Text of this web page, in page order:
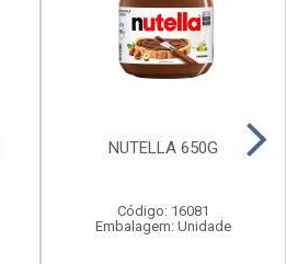
NUTELLA 650G
Código: 16081
Embalagem: Unidade